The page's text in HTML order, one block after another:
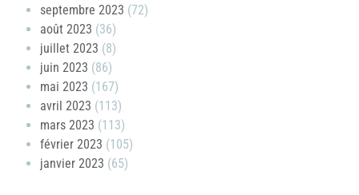
septembre 2023 (72)
août 2023 (36)
juillet 2023 (8)
juin 2023 (86)
mai 2023 (167)
avril 2023 (113)
mars 2023 (113)
février 2023 (105)
janvier 2023 (65)